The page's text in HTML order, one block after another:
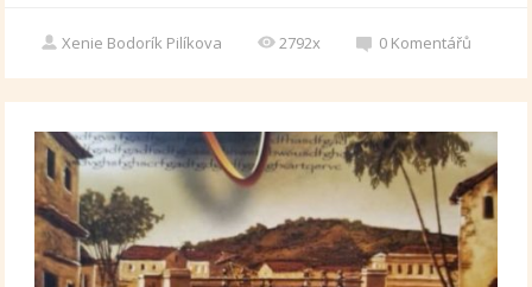
Xenie Bodorík Pilíkova 2792x 0 Komentářů